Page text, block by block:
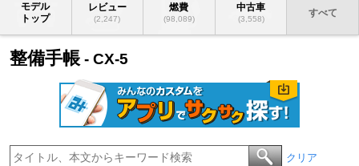
モデル
トップ
レビュー
(2,247)
燃費
(98,089)
中古車
(3,558)
すべて
整備手帳 - CX-5
クリア